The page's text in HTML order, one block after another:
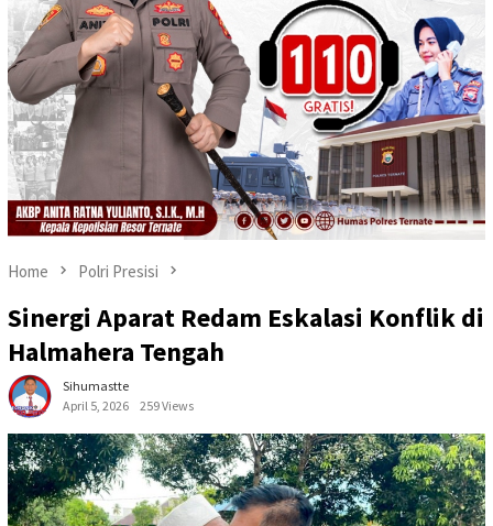
Home Polri Presisi
Sinergi Aparat Redam Eskalasi Konflik di
Halmahera Tengah
Sihumastte
April 5, 2026
259 Views